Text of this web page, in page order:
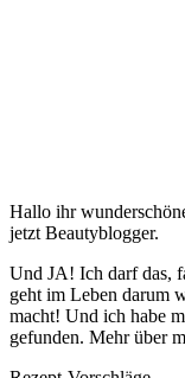
Hallo ihr
jetzt Beautyblogger.
Und JA! Ich darf das,
geht im Leben darum
macht! Und ich habe
gefunden. Mehr über